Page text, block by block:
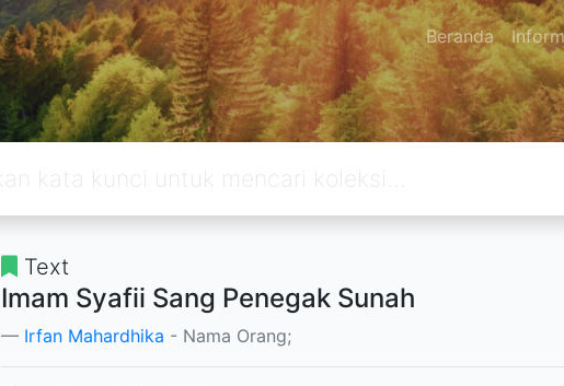
Beranda
Text
Imam Syafii Sang Penegak Sunah
Irfan Mahardhika - Nama Orang;